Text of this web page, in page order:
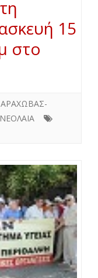
15
στο
ΝΕΟΛΑΙΑ